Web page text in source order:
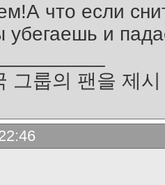
что если
убегаешь и
그룹의 팬을 제